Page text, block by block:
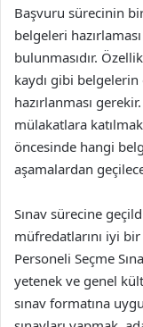
Başvuru sürecinin
belgeleri
bulunmasıdır.
kaydı gibi
hazırlanması
mülakatlara
öncesinde hangi
aşamalardan
Sınav sürecine
müfredatlarını iyi
Personeli Seçme
yetenek ve genel
sınav formatına